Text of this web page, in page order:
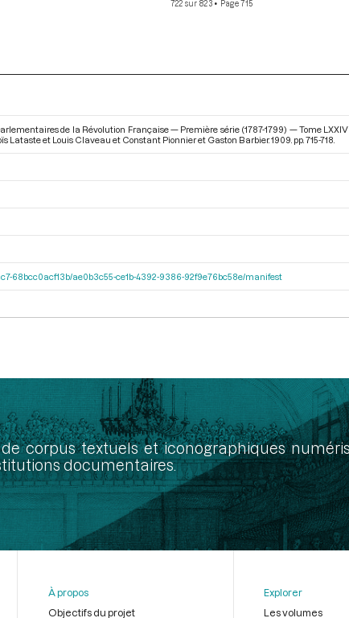
722 sur 823• Page 715
de la Révolution Française — Première série (1787-1799) — Tome LXXIV
Lataste et Louis Claveau et Constant Pionnier et Gaston Barbier. 1909. pp. 715-718.
68bcc0acf13b/ae0b3c55-ce1b-4392-9386-92f9e76bc58e/manifest
corpus textuels et iconographiques
documentaires.
À propos
Objectifs du projet
Explorer
Les volumes